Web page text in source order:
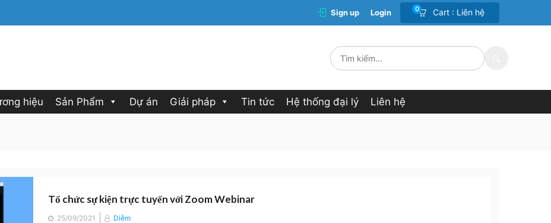
Cart : Liên hệ
0
Sign up Login
hiệu Sản Phẩm Dự án Giải pháp Tin tức Hệ thống đại lý Liên hệ
Tổ chức sự kiện trực tuyến với Zoom Webinar
Posted
25/09/2021 Diễm